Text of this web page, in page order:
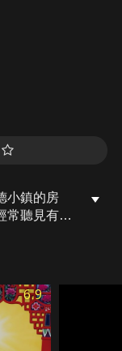
小鎮的房
常聽見有人
幫忙調
婦的想
6.9